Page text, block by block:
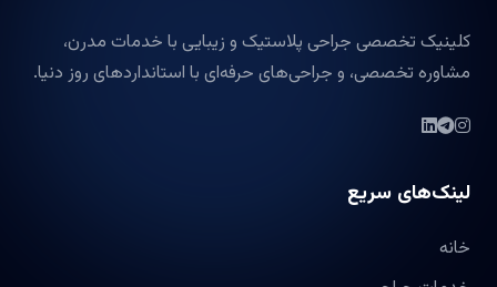
کلینیک تخصصی جراحی پلاستیک و زیبایی با خدمات مدرن،
مشاوره تخصصی، و جراحی‌های حرفه‌ای با استانداردهای روز دنیا.
لینک‌های سریع
خانه